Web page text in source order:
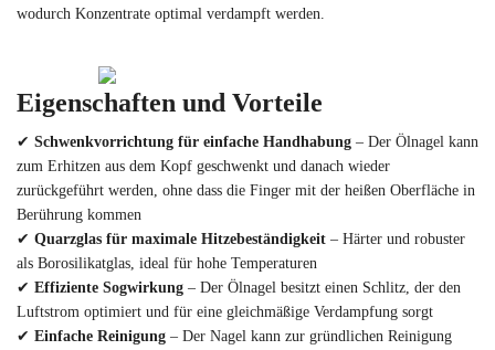
wodurch Konzentrate optimal verdampft werden.
Eigenschaften und Vorteile
✔ Schwenkvorrichtung für einfache Handhabung – Der Ölnagel kann
zum Erhitzen aus dem Kopf geschwenkt und danach wieder
zurückgeführt werden, ohne dass die Finger mit der heißen Oberfläche in
Berührung kommen
✔ Quarzglas für maximale Hitzebeständigkeit – Härter und robuster
als Borosilikatglas, ideal für hohe Temperaturen
✔ Effiziente Sogwirkung – Der Ölnagel besitzt einen Schlitz, der den
Luftstrom optimiert und für eine gleichmäßige Verdampfung sorgt
✔ Einfache Reinigung – Der Nagel kann zur gründlichen Reinigung